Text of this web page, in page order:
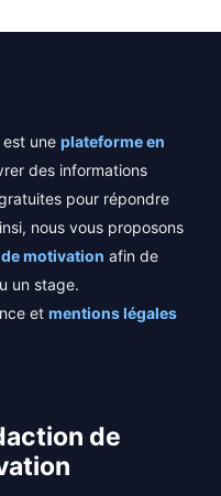
est une plateforme en
des informations
pour répondre
nous vous proposons
motivation afin de
un stage.
et mentions légales
de